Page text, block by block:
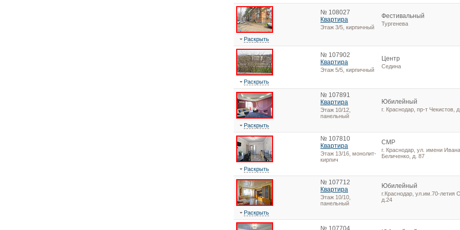
№ 108027
Квартира
Этаж 3/5, кирпичный
Фестивальный
Тургенева
Раскрыть
№ 107902
Квартира
Этаж 5/5, кирпичный
Центр
Седина
Раскрыть
№ 107891
Квартира
Этаж 10/12,
панельный
Юбилейный
г. Краснодар, пр-т Чекистов,
Раскрыть
№ 107810
Квартира
Этаж 13/16, монолит-
кирпич
СМР
г. Краснодар, ул. имени Ивана
Беличенко, д. 87
Раскрыть
№ 107712
Квартира
Этаж 10/10,
панельный
Юбилейный
г.Краснодар, ул.им.70-летия
д.24
Раскрыть
№ 107704